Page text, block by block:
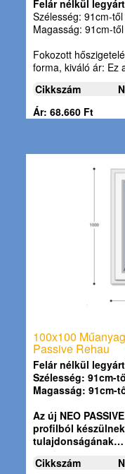
Felár nélkül
Szélesség: 91cm-
Magasság: 91cm-
Fokozott
forma, kiváló ár: Ez
Cikkszám
Ár: 68.660 Ft
100x100
Passive Rehau
Felár nélkül
Szélesség: 91cm-
Magasság: 91cm-
Az új NEO
profilból
tulajdonságának…
Cikkszám